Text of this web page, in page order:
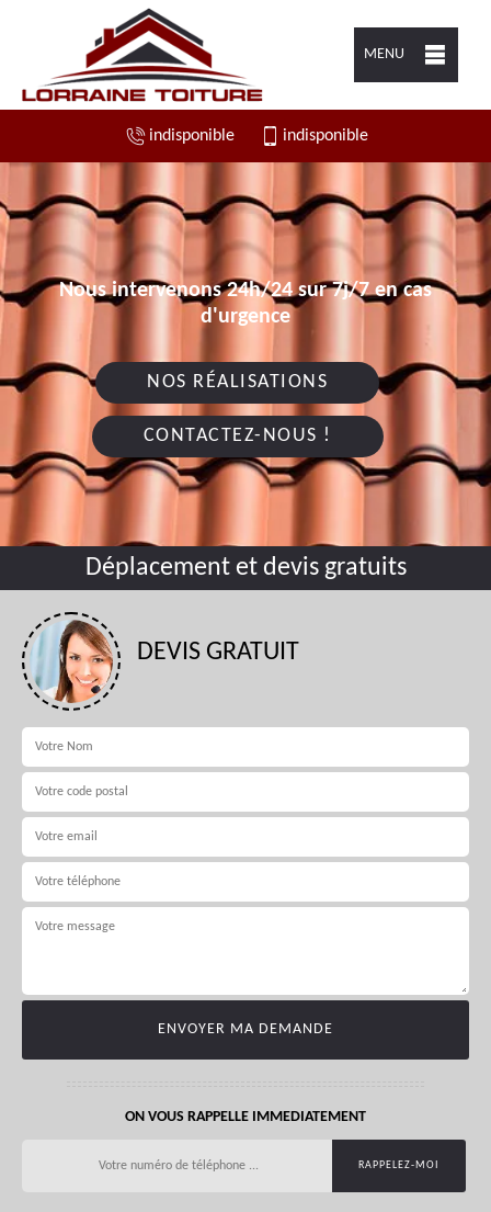
MENU
indisponible indisponible
Nous intervenons 24h/24 sur 7j/7 en cas
d'urgence
NOS RÉALISATIONS
CONTACTEZ-NOUS !
Déplacement et devis gratuits
DEVIS GRATUIT
ON VOUS RAPPELLE IMMEDIATEMENT